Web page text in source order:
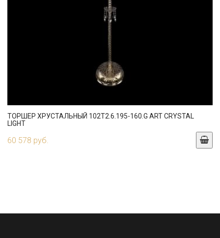
ТОРШЕР ХРУСТАЛЬНЫЙ 102T2.6.195-160.G ART CRYSTAL
LIGHT
60 578 руб.